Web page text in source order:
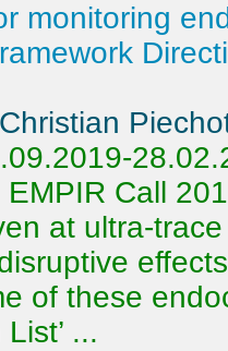
monitoring
EMPIR Call
at ultra-
of these
...